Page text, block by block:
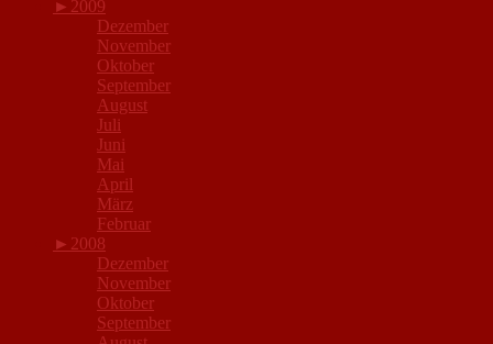
► 2009
Dezember
November
Oktober
September
August
Juli
Juni
Mai
April
März
Februar
► 2008
Dezember
November
Oktober
September